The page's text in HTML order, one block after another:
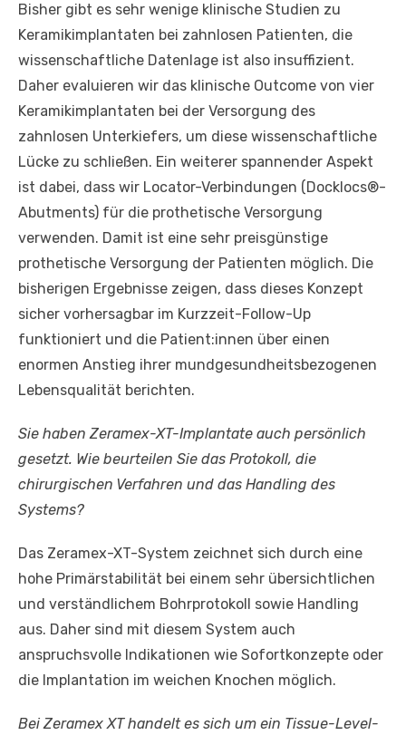
Bisher gibt es sehr wenige klinische Studien zu
Keramikimplantaten bei zahnlosen Patienten, die
wissenschaftliche Datenlage ist also insuffizient.
Daher evaluieren wir das klinische Outcome von vier
Keramikimplantaten bei der Versorgung des
zahnlosen Unterkiefers, um diese wissenschaftliche
Lücke zu schließen. Ein weiterer spannender Aspekt
ist dabei, dass wir Locator-Verbindungen (Docklocs®-
Abutments) für die prothetische Versorgung
verwenden. Damit ist eine sehr preisgünstige
prothetische Versorgung der Patienten möglich. Die
bisherigen Ergebnisse zeigen, dass dieses Konzept
sicher vorhersagbar im Kurzzeit-Follow-Up
funktioniert und die Patient:innen über einen
enormen Anstieg ihrer mundgesundheitsbezogenen
Lebensqualität berichten.
Sie haben Zeramex-XT-Implantate auch persönlich
gesetzt. Wie beurteilen Sie das Protokoll, die
chirurgischen Verfahren und das Handling des
Systems?
Das Zeramex-XT-System zeichnet sich durch eine
hohe Primärstabilität bei einem sehr übersichtlichen
und verständlichem Bohrprotokoll sowie Handling
aus. Daher sind mit diesem System auch
anspruchsvolle Indikationen wie Sofortkonzepte oder
die Implantation im weichen Knochen möglich.
Bei Zeramex XT handelt es sich um ein Tissue-Level-